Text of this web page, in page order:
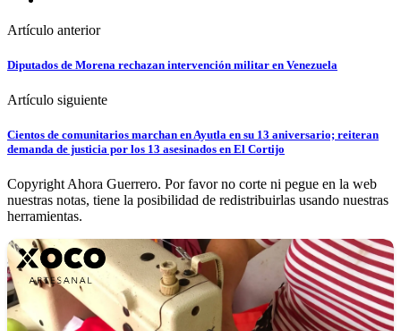
Artículo anterior
Diputados de Morena rechazan intervención militar en Venezuela
Artículo siguiente
Cientos de comunitarios marchan en Ayutla en su 13 aniversario; reiteran
demanda de justicia por los 13 asesinados en El Cortijo
Copyright Ahora Guerrero. Por favor no corte ni pegue en la web
nuestras notas, tiene la posibilidad de redistribuirlas usando nuestras
herramientas.